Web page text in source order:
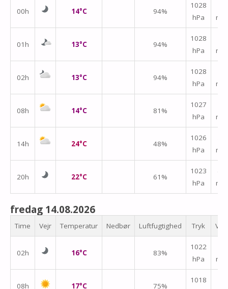
00h 14°C 94%
1028
hPa
m/s
01h 13°C 94%
1028
hPa
m/s
02h 13°C 94%
1028
hPa
m/s
08h 14°C 81%
1027
hPa
m/s
14h 24°C 48%
1026
hPa
m/s
20h 22°C 61%
1023
hPa
↑
m/s
fredag 14.08.2026
Time Vejr Temperatur Nedbør Luftfugtighed Tryk
02h 16°C 83%
1022
hPa
m/s
08h 17°C 75%
1018